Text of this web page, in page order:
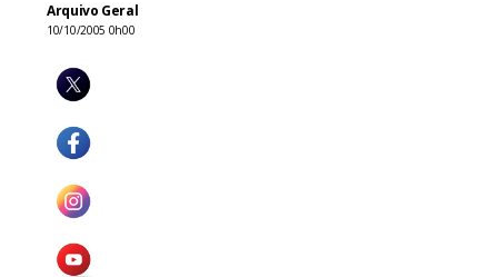
Arquivo Geral
10/10/2005 0h00